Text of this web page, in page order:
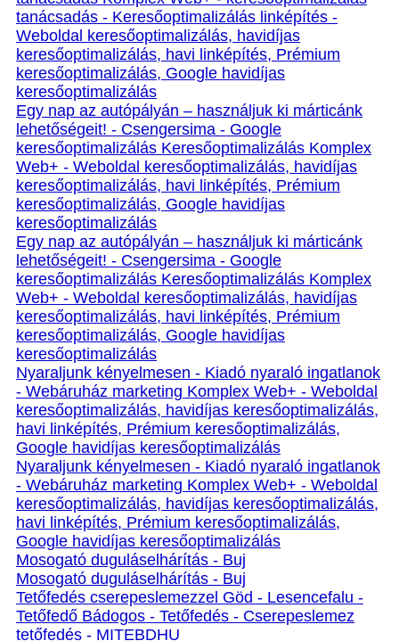
tanácsadás - Keresőoptimalizálás linképítés -
Weboldal keresőoptimalizálás, havidíjas
keresőoptimalizálás, havi linképítés, Prémium
keresőoptimalizálás, Google havidíjas
keresőoptimalizálás
Egy nap az autópályán – használjuk ki márticánk
lehetőségeit! - Csengersima - Google
keresőoptimalizálás Keresőoptimalizálás Komplex
Web+ - Weboldal keresőoptimalizálás, havidíjas
keresőoptimalizálás, havi linképítés, Prémium
keresőoptimalizálás, Google havidíjas
keresőoptimalizálás
Egy nap az autópályán – használjuk ki márticánk
lehetőségeit! - Csengersima - Google
keresőoptimalizálás Keresőoptimalizálás Komplex
Web+ - Weboldal keresőoptimalizálás, havidíjas
keresőoptimalizálás, havi linképítés, Prémium
keresőoptimalizálás, Google havidíjas
keresőoptimalizálás
Nyaraljunk kényelmesen - Kiadó nyaraló ingatlanok
- Webáruház marketing Komplex Web+ - Weboldal
keresőoptimalizálás, havidíjas keresőoptimalizálás,
havi linképítés, Prémium keresőoptimalizálás,
Google havidíjas keresőoptimalizálás
Nyaraljunk kényelmesen - Kiadó nyaraló ingatlanok
- Webáruház marketing Komplex Web+ - Weboldal
keresőoptimalizálás, havidíjas keresőoptimalizálás,
havi linképítés, Prémium keresőoptimalizálás,
Google havidíjas keresőoptimalizálás
Mosogató duguláselhárítás - Buj
Mosogató duguláselhárítás - Buj
Tetőfedés cserepeslemezzel Göd - Lesencefalu -
Tetőfedő Bádogos - Tetőfedés - Cserepeslemez
tetőfedés - MITEBDHU